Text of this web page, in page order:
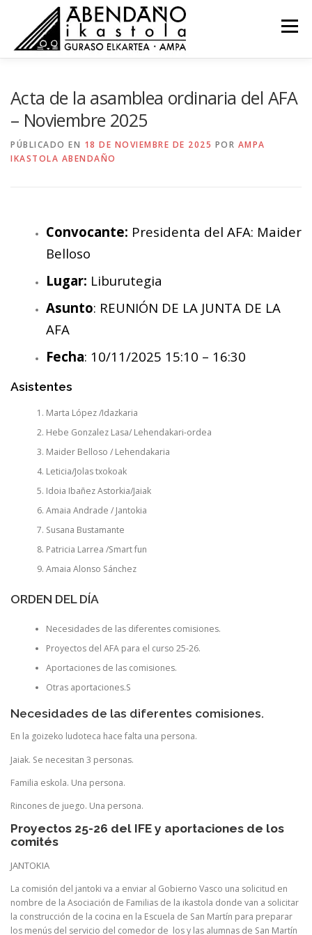
contenido
Menú
Acta de la asamblea ordinaria del AFA
– Noviembre 2025
PÚBLICADO EN 18 DE NOVIEMBRE DE 2025 POR AMPA
IKASTOLA ABENDAÑO
Convocante: Presidenta del AFA: Maider
Belloso
Lugar: Liburutegia
Asunto: REUNIÓN DE LA JUNTA DE LA
AFA
Fecha: 10/11/2025 15:10 – 16:30
Asistentes
Marta López /Idazkaria
Hebe Gonzalez Lasa/ Lehendakari-ordea
Maider Belloso / Lehendakaria
Leticia/Jolas txokoak
Idoia Ibañez Astorkia/Jaiak
Amaia Andrade / Jantokia
Susana Bustamante
Patricia Larrea /Smart fun
Amaia Alonso Sánchez
ORDEN DEL DÍA
Necesidades de las diferentes comisiones.
Proyectos del AFA para el curso 25-26.
Aportaciones de las comisiones.
Otras aportaciones.S
Necesidades de las diferentes comisiones.
En la goizeko ludoteca hace falta una persona.
Jaiak. Se necesitan 3 personas.
Familia eskola. Una persona.
Rincones de juego. Una persona.
Proyectos 25-26 del IFE y aportaciones de los
comités
JANTOKIA
La comisión del jantoki va a enviar al Gobierno Vasco una solicitud en
nombre de la Asociación de Familias de la ikastola donde van a solicitar
la construcción de la cocina en la Escuela de San Martín para preparar
los menús del servicio del comedor de los y las alumnas de San Martín